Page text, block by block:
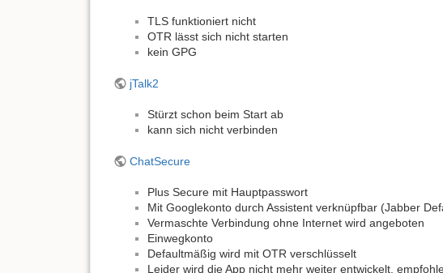
TLS funktioniert nicht
OTR lässt sich nicht starten
kein GPG
jTalk2
Stürzt schon beim Start ab
kann sich nicht verbinden
ChatSecure
Plus Secure mit Hauptpasswort
Mit Googlekonto durch Assistent verknüpfbar (Jabber
Vermaschte Verbindung ohne Internet wird angeboten
Einwegkonto
Defaultmäßig wird mit OTR verschlüsselt
Leider wird die App nicht mehr weiter entwickelt,